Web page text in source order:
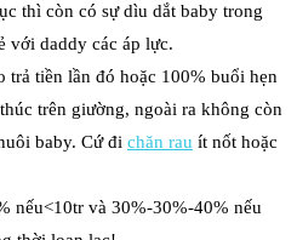
thì còn có sự dìu dắt baby trong
với daddy các áp lực.
trả tiền lần đó hoặc 100% buổi hẹn
trên giường, ngoài ra không còn
baby. Cứ đi chăn rau ít nốt hoặc
nếu<10tr và 30%-30%-40% nếu